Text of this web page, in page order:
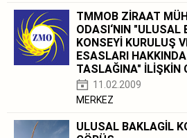
TMMOB ZİRAAT
ODASI‘NIN "ULUSAL
KONSEYİ KURULUŞ
ESASLARI
TASLAĞINA" İLİŞKİN
11.02.2009
MERKEZ
ULUSAL BAKLAGİL